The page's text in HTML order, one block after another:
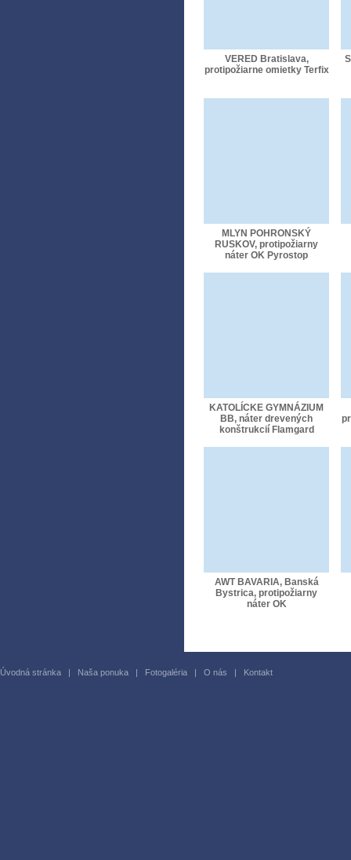
VERED Bratislava,
protipožiarne omietky Terfix
MLYN POHRONSKÝ
RUSKOV, protipožiarny
náter OK Pyrostop
KATOLÍCKE GYMNÁZIUM
BB, náter drevených
konštrukcií Flamgard
AWT BAVARIA, Banská
Bystrica, protipožiarny
náter OK
Úvodná stránka | Naša ponuka | Fotogaléria | O nás | Kontakt